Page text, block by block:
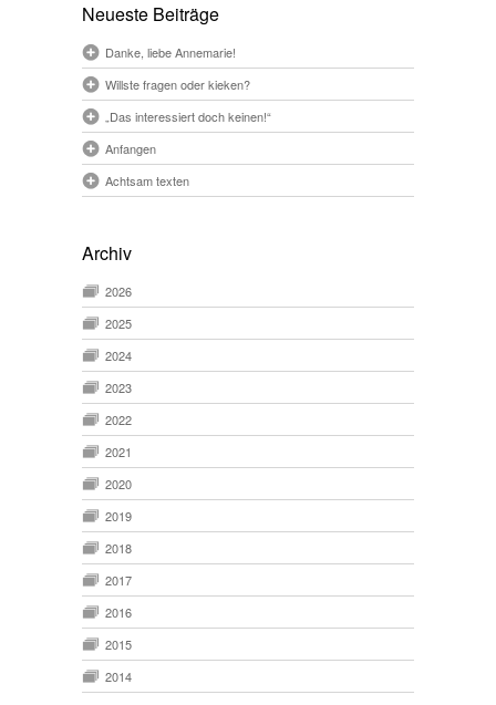
Neueste Beiträge
Danke, liebe Annemarie!
Willste fragen oder kieken?
„Das interessiert doch keinen!“
Anfangen
Achtsam texten
Archiv
2026
2025
2024
2023
2022
2021
2020
2019
2018
2017
2016
2015
2014